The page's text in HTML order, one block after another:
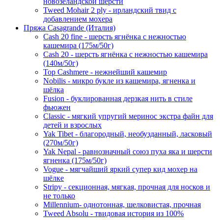
Tweed Mohair 2 ply - ирландский твид с
добавлением мохера
Пряжа Casagrande (Италия)
Cash 20 fine - шерсть ягнёнка с нежностью
кашемира (175м/50г)
Cash 20 - шерсть ягнёнка с нежностью кашемира
(140м/50г)
Top Cashmere - нежнейший кашемир
Nobilis - микро букле из кашемира, ягненка и
шёлка
Fusion - буклированная дерзкая нить в стиле
фьюжен
Classic - мягкий упругий меринос экстра файн для
детей и взрослых
Yak Tibet - благородный, необузданный, ласковый
(270м/50г)
Yak Nepal - равнозначный союз пуха яка и шерсти
ягненка (175м/50г)
Vogue - мягчайший яркий супер кид мохер на
шёлке
Stripy - секционная, мягкая, прочная для носков и
не только
Millennium- однотонная, шелковистая, прочная
Tweed Absolu - твидовая история из 100%